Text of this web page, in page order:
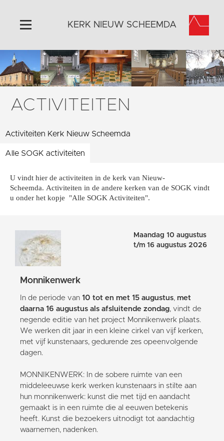
Home
Algemeen
Historie
Activiteiten
Vaktaal
KERK NIEUW SCHEEMDA
ACTIVITEITEN
Activiteiten Kerk Nieuw Scheemda
Alle SOGK activiteiten
U vindt hier de activiteiten in de kerk van Nieuw-
Scheemda. Activiteiten in de andere kerken van de SOGK vindt
u onder het kopje "Alle SOGK Activiteiten".
Maandag 10 augustus
t/m 16 augustus 2026
Monnikenwerk
In de periode van 10 tot en met 15 augustus, met
daarna 16 augustus als afsluitende zondag, vindt de
negende editie van het project Monnikenwerk plaats.
We werken dit jaar in een kleine cirkel van vijf kerken,
met vijf kunstenaars, gedurende zes opeenvolgende
dagen.
MONNIKENWERK: In de sobere ruimte van een
middeleeuwse kerk werken kunstenaars in stilte aan
hun monnikenwerk: kunst die met tijd en aandacht
gemaakt is in een ruimte die al eeuwen betekenis
heeft. Kunst die bezoekers uitnodigt tot aandachtig
waarnemen, nadenken.